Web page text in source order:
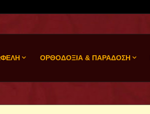
ΟΡΘΟΔΟΞΙΑ & ΠΑΡΑΔΟΣΗ